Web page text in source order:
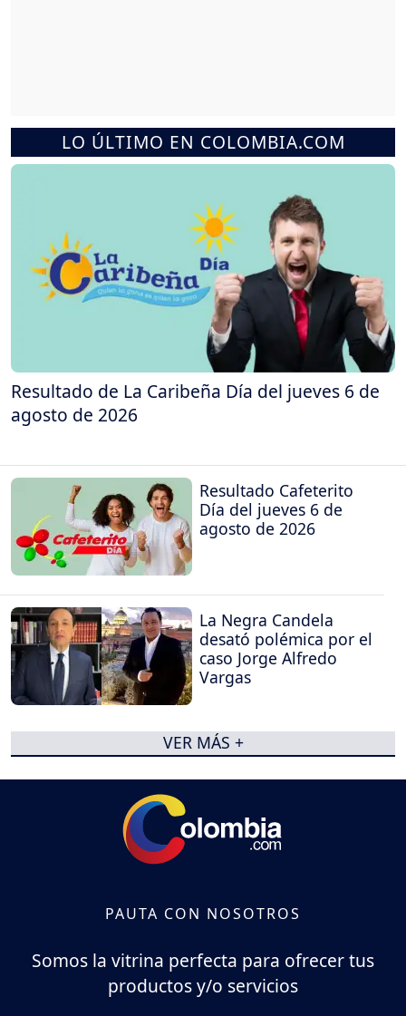
LO ÚLTIMO EN COLOMBIA.COM
Resultado de La Caribeña Día del jueves 6 de
agosto de 2026
Resultado Cafeterito
Día del jueves 6 de
agosto de 2026
La Negra Candela
desató polémica por el
caso Jorge Alfredo
Vargas
VER MÁS +
PAUTA CON NOSOTROS
Somos la vitrina perfecta para ofrecer tus
productos y/o servicios